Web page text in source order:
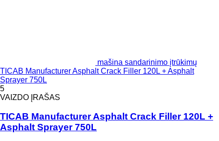
mašina sandarinimo įtrūkimų
TICAB Manufacturer Asphalt Crack Filler 120L + Asphalt
Sprayer 750L
5
VAIZDO ĮRAŠAS
TICAB Manufacturer Asphalt Crack Filler 120L +
Asphalt Sprayer 750L